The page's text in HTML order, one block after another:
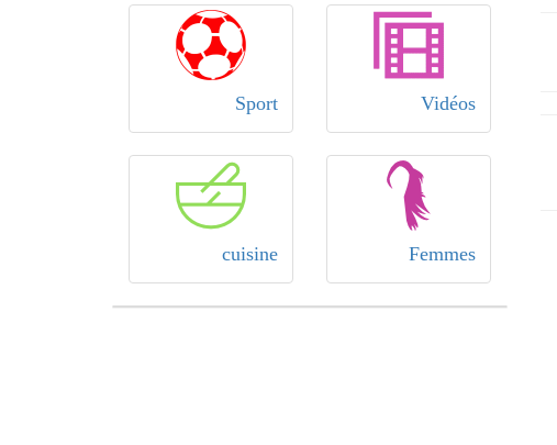
Vidéos
Sport
Femmes
cuisine